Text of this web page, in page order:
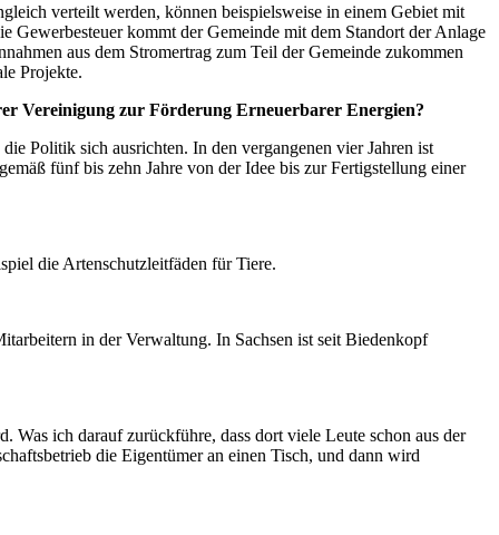
verteilt werden, können beispielsweise in einem Gebiet mit
Gewerbesteuer kommt der Gemeinde mit dem Standort der Anlage
aus dem Stromertrag zum Teil der Gemeinde zukommen
Projekte.
Vereinigung zur Förderung Erneuerbarer Energien?
Politik sich ausrichten. In den vergangenen vier Jahren ist
fünf bis zehn Jahre von der Idee bis zur Fertigstellung einer
die Artenschutzleitfäden für Tiere.
in der Verwaltung. In Sachsen ist seit Biedenkopf
Was ich darauf zurückführe, dass dort viele Leute schon aus der
die Eigentümer an einen Tisch, und dann wird